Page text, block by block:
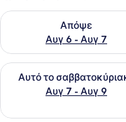
Απόψε
Αυγ 6 - Αυγ 7
Έλεγχος
Αυτό το
Αυγ 7 - Αυγ 9
Έλεγχος